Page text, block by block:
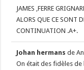
JAMES ,FERRE
ALORS QUE CE SONT
CONTINUATION .A+.
Johan hermansde
On était des fidèles